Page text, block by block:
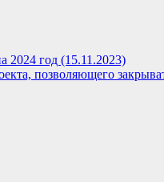
2024 год (15.11.2023)
позволяющего